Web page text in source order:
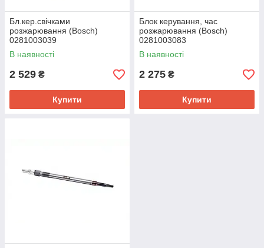
Бл.кер.свічками
розжарювання (Bosch)
0281003039
В наявності
2 529 ₴
Купити
Блок керування, час
розжарювання (Bosch)
0281003083
В наявності
2 275 ₴
Купити